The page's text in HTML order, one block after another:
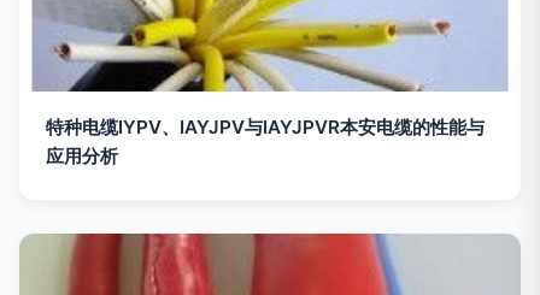
特种电缆IYPV、IAYJPV与IAYJPVR本安电缆的性能与
应用分析